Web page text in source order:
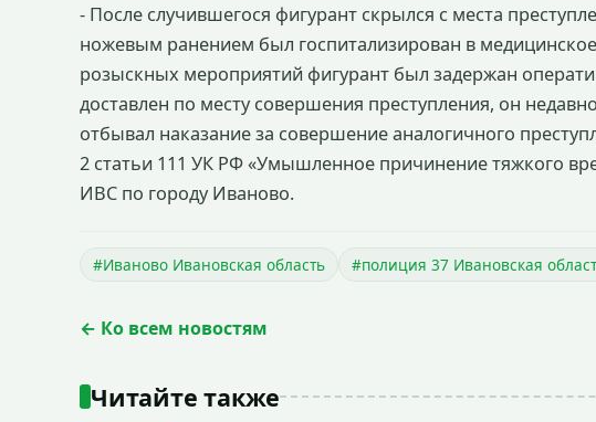
- После случившегося фигурант скрылся с места
ножевым ранением был госпитализирован в
розыскных мероприятий фигурант был задержан
доставлен по месту совершения преступления, он
отбывал наказание за совершение аналогичного
2 статьи 111 УК РФ «Умышленное причинение тяжкого
ИВС по городу Иваново.
#Иваново Ивановская область #полиция 37 Ивановская
← Ко всем новостям
Читайте также